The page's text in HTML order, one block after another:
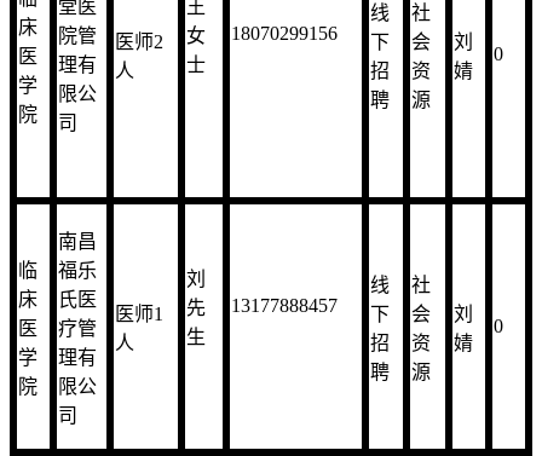
床
医
学
院
堂医
院管
理有
限公
司
医师2
人
王
女
士
18070299156
线
下
招
聘
社
会
资
源
刘
婧
0
临
床
医
学
院
南昌
福乐
氏医
疗管
理有
限公
司
医师1
人
刘
先
生
13177888457
线
下
招
聘
社
会
资
源
刘
婧
0